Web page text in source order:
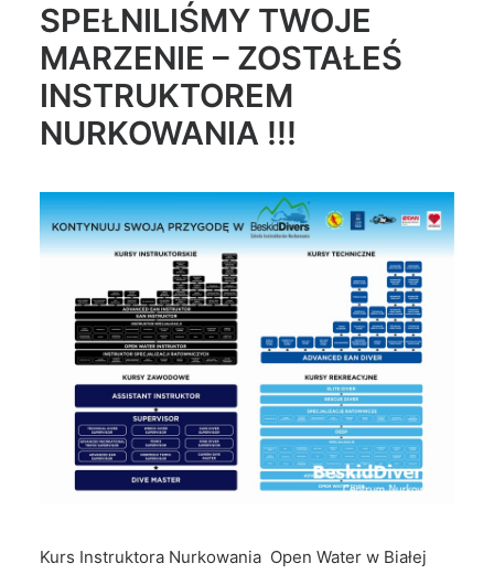
SPEŁNILIŚMY TWOJE
MARZENIE – ZOSTAŁEŚ
INSTRUKTOREM
NURKOWANIA !!!
Kurs Instruktora Nurkowania Open Water w Białej